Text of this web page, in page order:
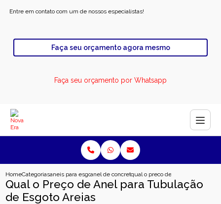
Entre em contato com um de nossos especialistas!
Faça seu orçamento agora mesmo
Faça seu orçamento por Whatsapp
HomeCategoriasaneis para esgotoanel de concreto para esgoto
qual o preco de anel para
Qual o Preço de Anel para Tubulação
de Esgoto Areias